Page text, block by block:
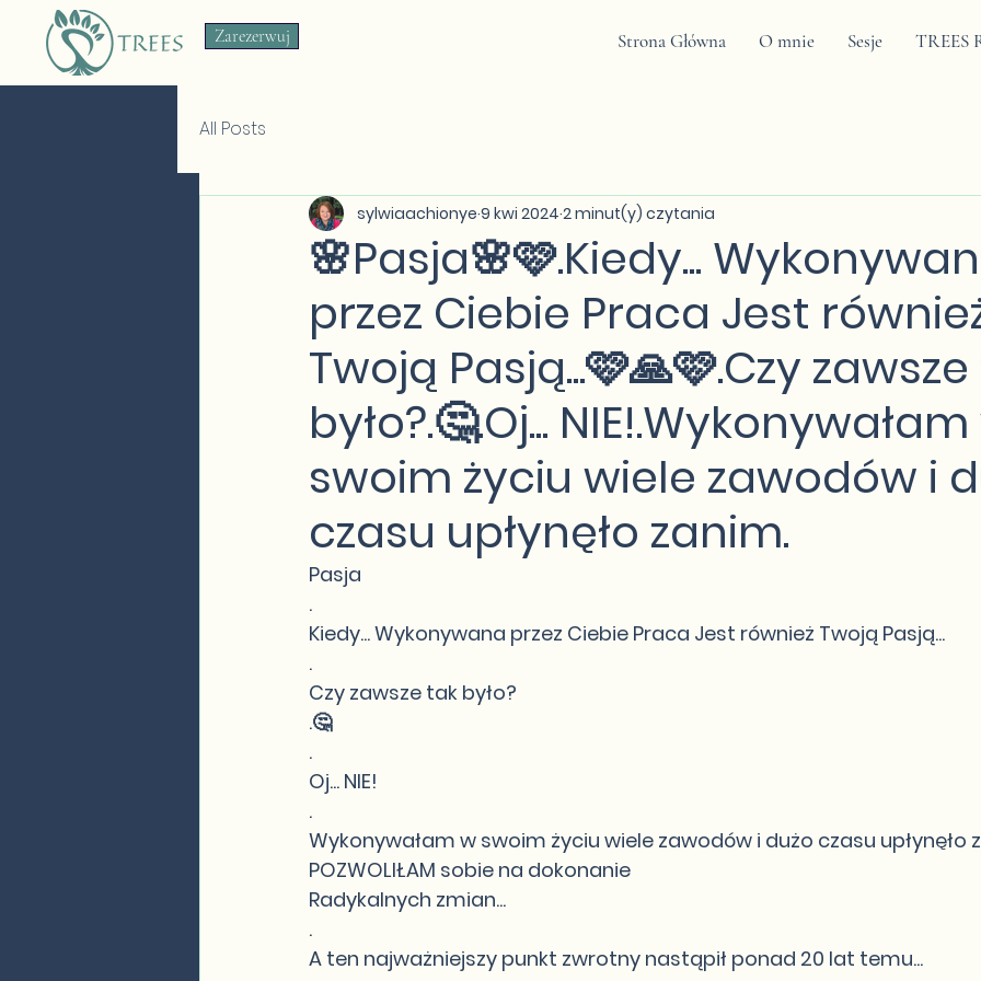
Zarezerwuj Strona Główna O mnie Sesje TREES
All Posts
🌸Pasja🌸🩷.Kiedy...
przez Ciebie Praca Jest
Twoją Pasją...🩷🙏🩷.Czy
było?.🤔.Oj...
swoim życiu wiele zawodów i
czasu upłynęło zanim.
sylwiaachionye 9 kwi 2024 2 minut(y) czytania
Pasja
.
Kiedy... Wykonywana przez Ciebie Praca Jest również Twoją Pasją...
.
Czy zawsze tak było?
.🤔
.
Oj... NIE!
.
Wykonywałam w swoim życiu wiele zawodów i dużo czasu upłynęło
POZWOLIŁAM sobie na dokonanie
Radykalnych zmian...
.
A ten najważniejszy punkt zwrotny nastąpił ponad 20 lat temu...